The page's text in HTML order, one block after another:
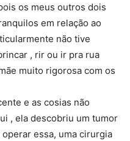
os meus outros dois
em relação ao
não tive
, rir ou ir pra rua
muito rigorosa com os
e as cosias não
, ela descobriu um tumor
essa, uma cirurgia